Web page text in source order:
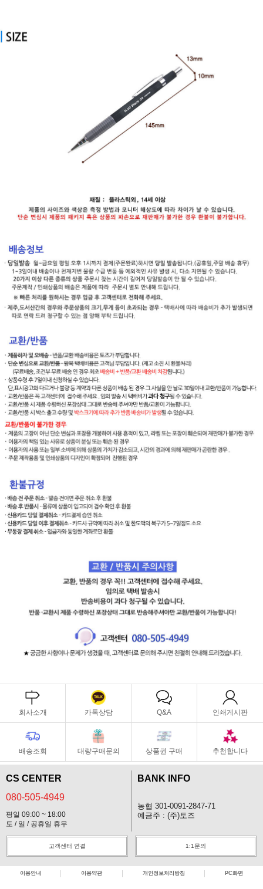
회사소개 카톡상담 Q&A 인쇄게시판
배송조회 대량구매문의 상품권 구매 추천합니다
CS CENTER
080-505-4949
평일 09:00 ~ 18:00
토 / 일 / 공휴일 휴무
BANK INFO
농협 301-0091-2847-71
예금주 : (주)토즈
고객센터 연결 1:1문의
이용안내 이용약관 개인정보처리방침 PC화면